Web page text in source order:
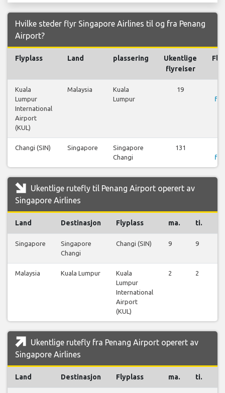
Hvilke steder flyr Singapore Airlines til og fra Penang
Airport?
Flyplass Land plassering
Ukentlige
flyreiser
Kuala
Lumpur
International
Airport
(KUL)
Malaysia
Kuala
Lumpur
19
Changi (SIN) Singapore
Singapore
Changi
131
Ukentlige rutefly til Penang Airport operert av
Singapore Airlines
Land Destinasjon Flyplass ma. ti.
Singapore
Singapore
Changi
Changi (SIN) 9 9
Malaysia Kuala Lumpur
Kuala
Lumpur
International
Airport
(KUL)
2 2
Ukentlige rutefly fra Penang Airport operert av
Singapore Airlines
Land Destinasjon Flyplass ma. ti.